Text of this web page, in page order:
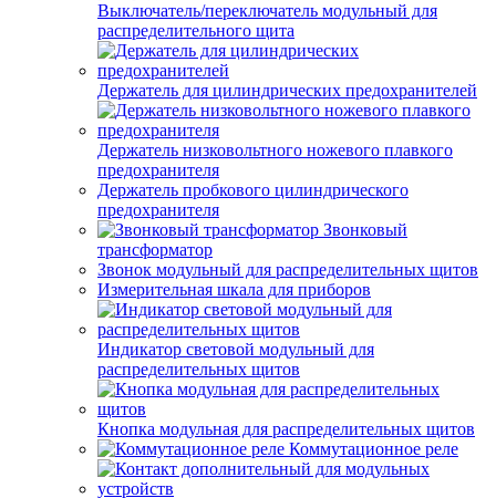
Выключатель/переключатель модульный для
распределительного щита
Держатель для цилиндрических предохранителей
Держатель низковольтного ножевого плавкого
предохранителя
Держатель пробкового цилиндрического
предохранителя
Звонковый
трансформатор
Звонок модульный для распределительных щитов
Измерительная шкала для приборов
Индикатор световой модульный для
распределительных щитов
Кнопка модульная для распределительных щитов
Коммутационное реле